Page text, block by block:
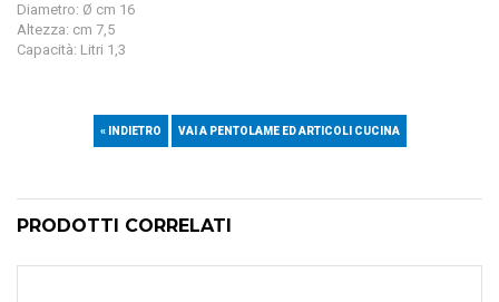
Diametro: Ø cm 16
Altezza: cm 7,5
Capacità: Litri 1,3
« INDIETRO VAI A PENTOLAME ED ARTICOLI CUCINA
PRODOTTI CORRELATI